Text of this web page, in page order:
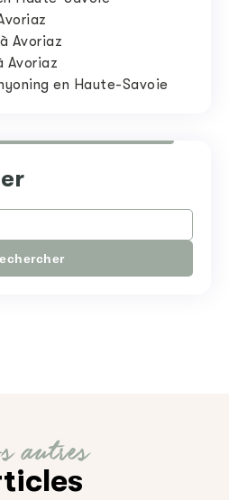
Avoriaz
Avoriaz
en Haute-Savoie
autres